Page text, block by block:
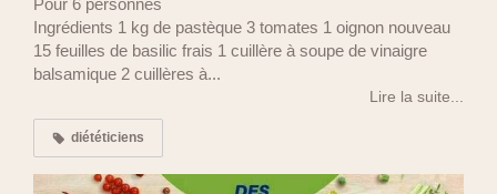
Pour 6 personnes
Ingrédients 1 kg de pastèque 3 tomates 1 oignon nouveau
15 feuilles de basilic frais 1 cuillère à soupe de vinaigre
balsamique 2 cuillères à...
Lire la suite...
diététiciens